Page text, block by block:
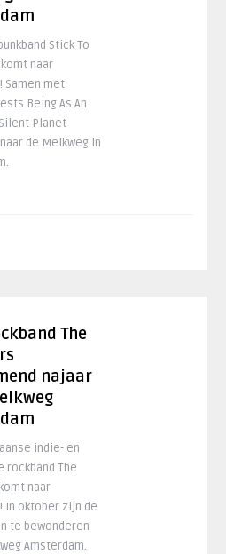
Stick To
naar
Samen met
Being As An
Planet
de Melkweg in
The
najaar
indie- en
rockband The
naar
In oktober zijn de
te bewonderen
Amsterdam.